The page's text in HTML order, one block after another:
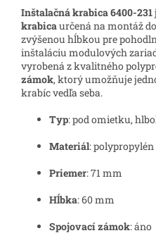
Inštalačná krabica 6400-231
krabicaurčená na montáž
zvýšenou hĺbkou pre
inštaláciu modulových
vyrobená z kvalitného
zámok, ktorý umožňuje
krabíc vedľa seba.
Typ: pod omietku,
Materiál: polypropylén
Priemer: 71 mm
Hĺbka: 60 mm
Spojovací zámok: áno